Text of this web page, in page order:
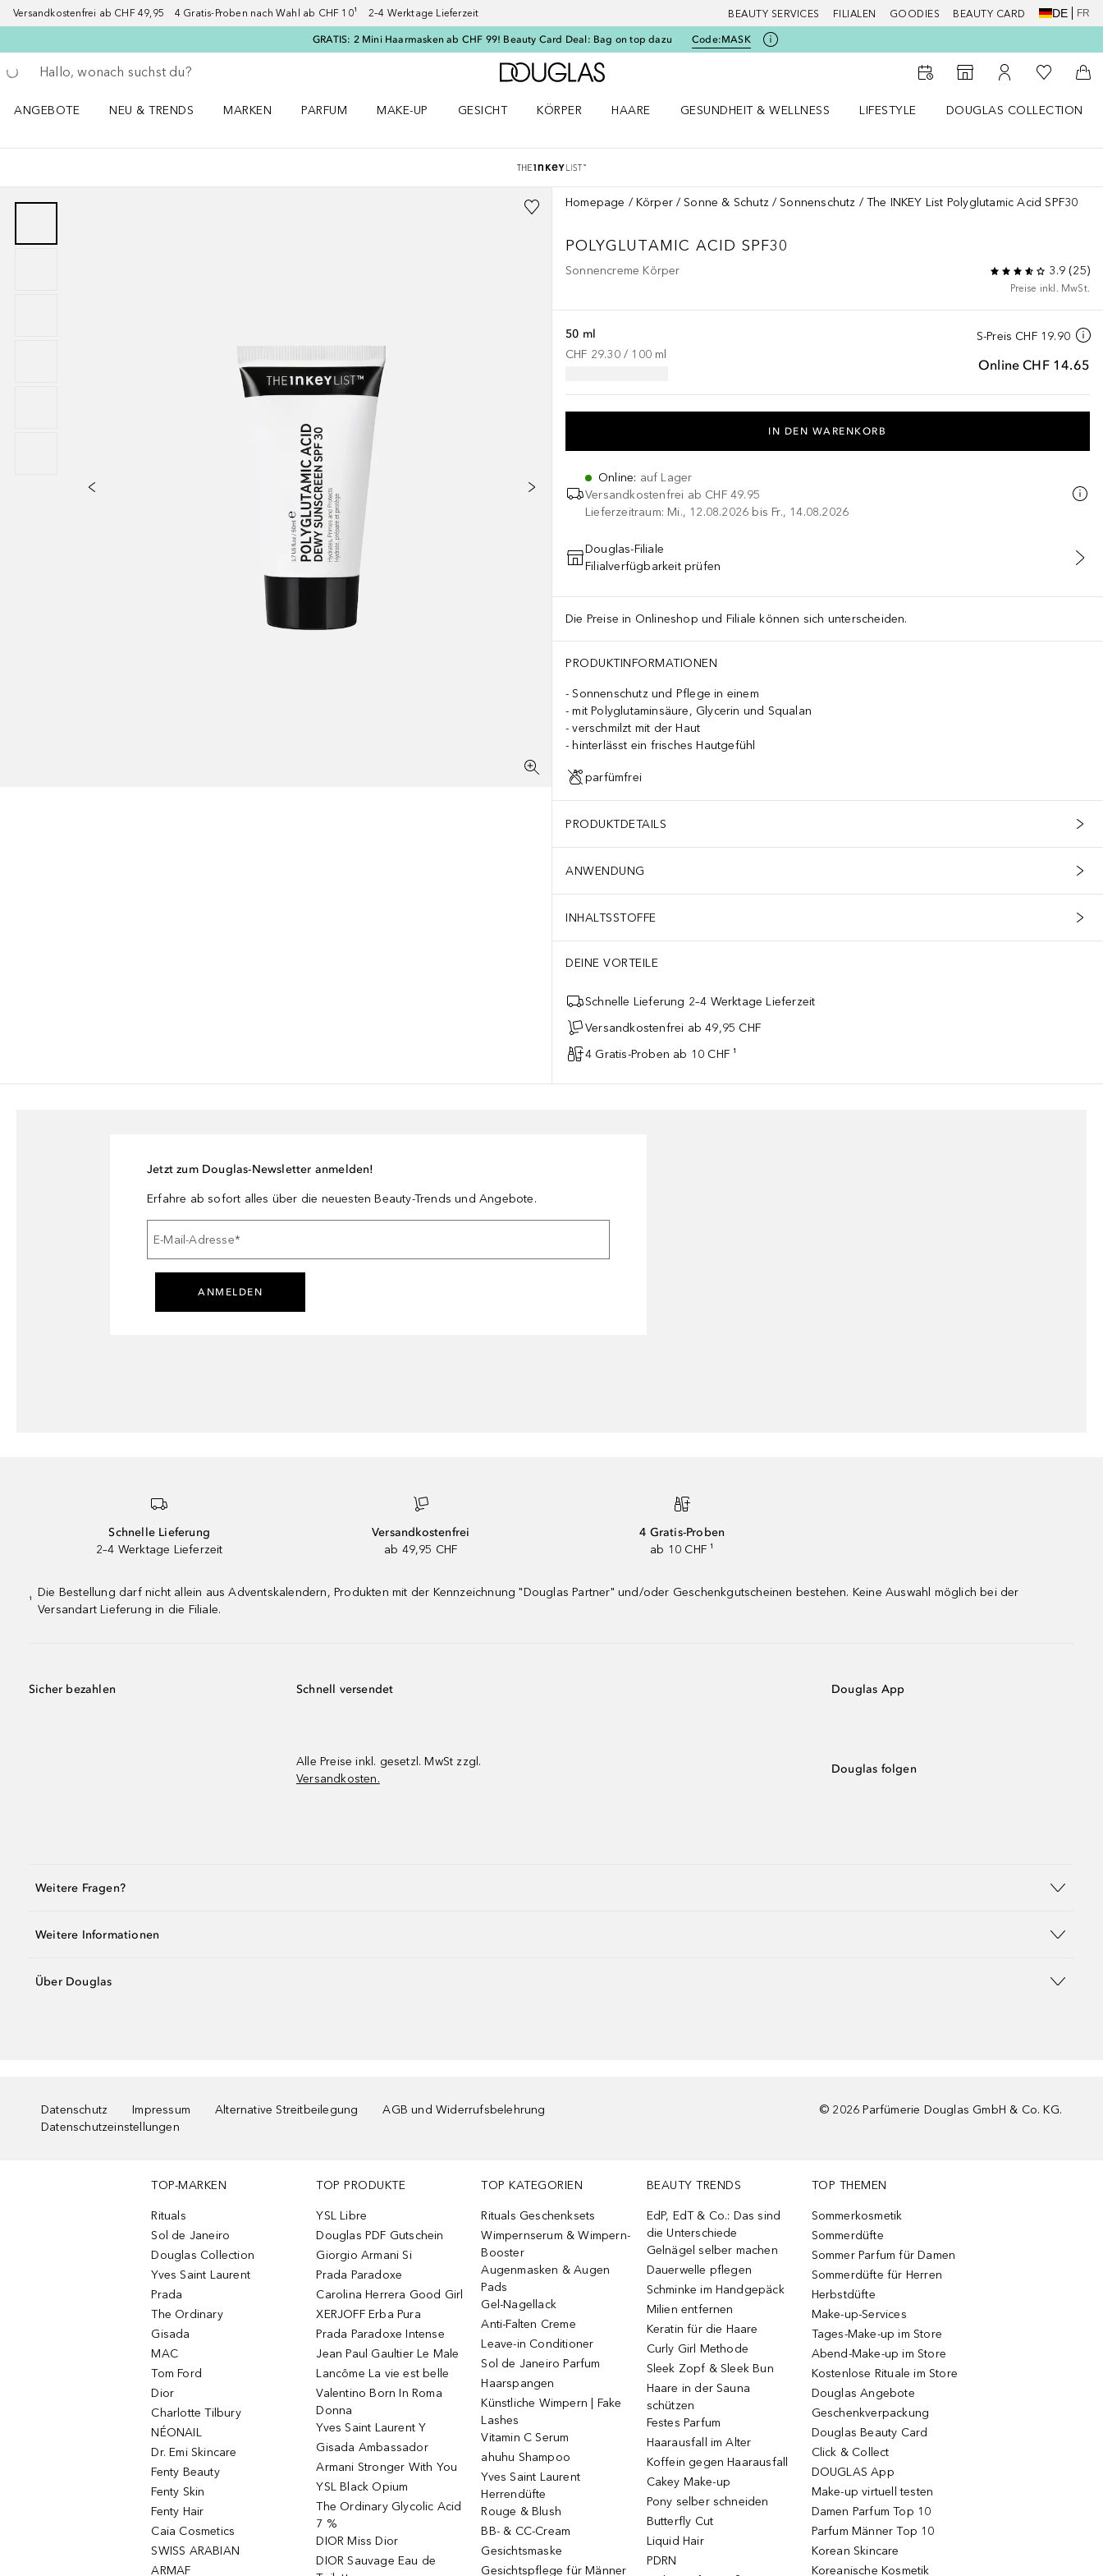
Versandkostenfrei ab CHF 49,95 4 Gratis-Proben nach Wahl ab CHF 10¹ 2–4 Werktage Lieferzeit BEAUTY SERVICES FILIALEN GOODIES BEAUTY CARD DE FR
GRATIS: 2 Mini Haarmasken ab CHF 99! Beauty Card Deal: Bag on top dazu Code:MASK
Gehe zurück
Suche ausführen
Zur Douglas Startseite
Zum Storefinder
Zu Meinem
Zu Meiner
ANGEBOTE
NEU & TRENDS
MARKEN
PARFUM
MAKE-UP
GESICHT
KÖRPER
HAARE
GESUNDHEIT & WELLNESS
LIFESTYLE
DOUGLAS COLLECTION
Homepage Körper Sonne & Schutz Sonnenschutz The INKEY List Polyglutamic Acid SPF30
POLYGLUTAMIC ACID SPF30
Sonnencreme Körper 3.9(25)
Preise inkl. MwSt.
S-Preis CHF 19.90
Online CHF 14.65
50 ml
CHF 29.30 / 100 ml
IN DEN WARENKORB
Online: auf Lager
Versandkostenfrei ab CHF 49.95
Lieferzeitraum: Mi., 12.08.2026 bis Fr., 14.08.2026
Douglas-Filiale
Filialverfügbarkeit prüfen
Die Preise in Onlineshop und Filiale können sich unterscheiden.
PRODUKTINFORMATIONEN
Sonnenschutz und Pflege in einem
mit Polyglutaminsäure, Glycerin und Squalan
verschmilzt mit der Haut
hinterlässt ein frisches Hautgefühl
parfümfrei
PRODUKTDETAILS
ANWENDUNG
INHALTSSTOFFE
DEINE VORTEILE
Schnelle Lieferung 2–4 Werktage Lieferzeit
Versandkostenfrei ab 49,95 CHF
4 Gratis-Proben ab 10 CHF ¹
Jetzt zum Douglas-Newsletter anmelden!
Erfahre ab sofort alles über die neuesten Beauty-Trends und Angebote.
E-Mail-Adresse*
ANMELDEN
Schnelle Lieferung
2–4 Werktage Lieferzeit
Versandkostenfrei
ab 49,95 CHF
4 Gratis-Proben
ab 10 CHF ¹
¹
Die Bestellung darf nicht allein aus Adventskalendern, Produkten mit der Kennzeichnung "Douglas Partner" und/oder Geschenkgutscheinen bestehen. Keine Auswahl möglich bei der
Versandart Lieferung in die Filiale.
Sicher bezahlen Schnell versendet
Alle Preise inkl. gesetzl. MwSt zzgl.
Versandkosten.
Douglas App
Douglas folgen
Weitere Fragen?
Weitere Informationen
Über Douglas
Datenschutz Impressum Alternative Streitbeilegung
AGB und Widerrufsbelehrung
Datenschutzeinstellungen
© 2026 Parfümerie Douglas GmbH & Co. KG.
TOP-MARKEN
Rituals
Sol de Janeiro
Douglas Collection
Yves Saint Laurent
Prada
The Ordinary
Gisada
MAC
Tom Ford
Dior
Charlotte Tilbury
NÉONAIL
Dr. Emi Skincare
Fenty Beauty
Fenty Skin
Fenty Hair
Caia Cosmetics
SWISS ARABIAN
ARMAF
TOP PRODUKTE
YSL Libre
Douglas PDF Gutschein
Giorgio Armani Si
Prada Paradoxe
Carolina Herrera Good Girl
XERJOFF Erba Pura
Prada Paradoxe Intense
Jean Paul Gaultier Le Male
Lancôme La vie est belle
Valentino Born In Roma
Donna
Yves Saint Laurent Y
Gisada Ambassador
Armani Stronger With You
YSL Black Opium
The Ordinary Glycolic Acid
7 %
DIOR Miss Dior
DIOR Sauvage Eau de
TOP KATEGORIEN
Rituals Geschenksets
Wimpernserum & Wimpern-
Booster
Augenmasken & Augen
Pads
Gel-Nagellack
Anti-Falten Creme
Leave-in Conditioner
Sol de Janeiro Parfum
Haarspangen
Künstliche Wimpern | Fake
Lashes
Vitamin C Serum
ahuhu Shampoo
Yves Saint Laurent
Herrendüfte
Rouge & Blush
BB- & CC-Cream
Gesichtsmaske
Gesichtspflege für Männer
BEAUTY TRENDS
EdP, EdT & Co.: Das sind
die Unterschiede
Gelnägel selber machen
Dauerwelle pflegen
Schminke im Handgepäck
Milien entfernen
Keratin für die Haare
Curly Girl Methode
Sleek Zopf & Sleek Bun
Haare in der Sauna
schützen
Festes Parfum
Haarausfall im Alter
Koffein gegen Haarausfall
Cakey Make-up
Pony selber schneiden
Butterfly Cut
Liquid Hair
PDRN
TOP THEMEN
Sommerkosmetik
Sommerdüfte
Sommer Parfum für Damen
Sommerdüfte für Herren
Herbstdüfte
Make-up-Services
Tages-Make-up im Store
Abend-Make-up im Store
Kostenlose Rituale im Store
Douglas Angebote
Geschenkverpackung
Douglas Beauty Card
Click & Collect
DOUGLAS App
Make-up virtuell testen
Damen Parfum Top 10
Parfum Männer Top 10
Korean Skincare
Koreanische Kosmetik